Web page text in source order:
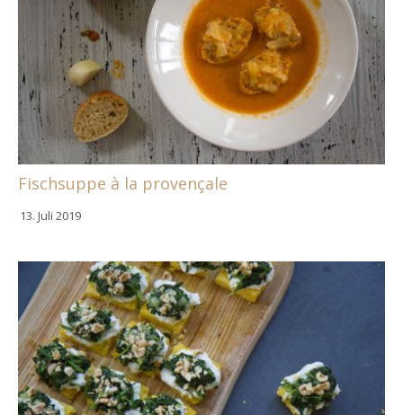
Fischsuppe à la provençale
13. Juli 2019